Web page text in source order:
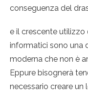
conseguenza del
e il crescente
informatici sono una
moderna che non è
Eppure bisognerà
necessario creare un